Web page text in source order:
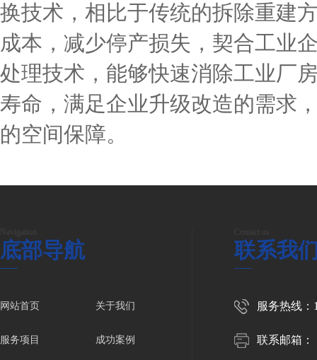
换技术，相比于传统的拆除重建
成本，减少停产损失，契合工业
处理技术，能够快速消除工业厂
寿命，满足企业升级改造的需求
的空间保障。
底部导航
网站首页 关于我们
服务项目 成功案例
联系我
服务热线：
联系邮箱：